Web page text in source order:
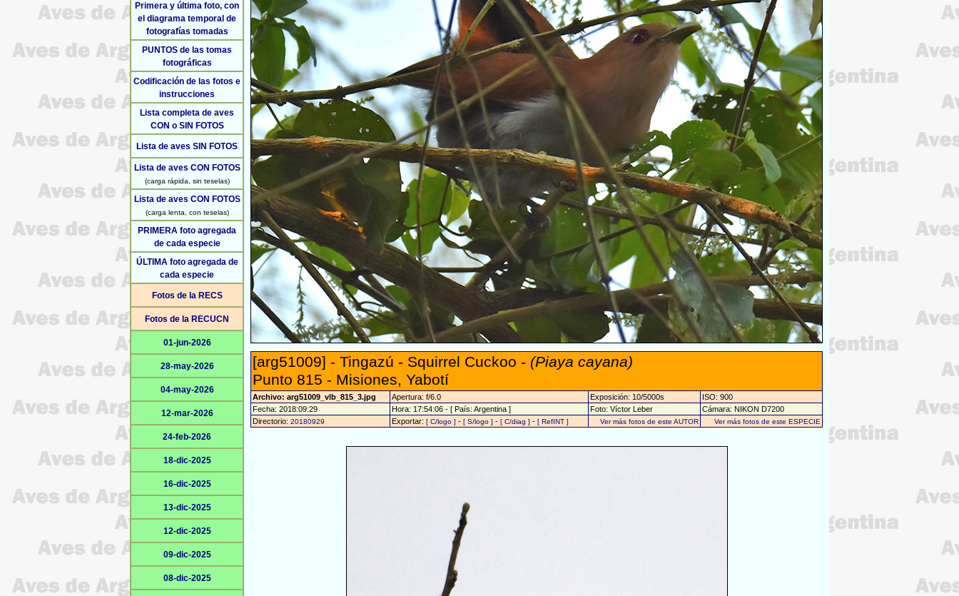
Primera y última foto, con
el diagrama temporal de
fotografías tomadas
PUNTOS de las tomas
fotográficas
Codificación de las fotos e
instrucciones
Lista completa de aves
CON o SIN FOTOS
Lista de aves SIN FOTOS
Lista de aves CON FOTOS
(carga rápida, sin teselas)
Lista de aves CON FOTOS
(carga lenta, con teselas)
PRIMERA foto agregada
de cada especie
ÚLTIMA foto agregada de
cada especie
Fotos de la RECS
Fotos de la RECUCN
01-jun-2026
28-may-2026
04-may-2026
12-mar-2026
24-feb-2026
18-dic-2025
16-dic-2025
13-dic-2025
12-dic-2025
09-dic-2025
08-dic-2025
[arg51009] - Tingazú - Squirrel Cuckoo - (Piaya cayana)
Punto 815 - Misiones, Yabotí
Archivo: arg51009_vlb_815_3.jpg Apertura: f/6.0 Exposición: 10/5000s
ISO: 900
Fecha: 2018:09:29
Hora: 17:54:06 - [ País: Argentina ] Foto: Víctor Leber
Cámara: NIKON D7200
Directorio: 20180929 Exportar: [ C/logo ] - [ S/logo ] - [ C/diag ] - [ RefINT ] Ver más fotos de este AUTOR Ver más fotos de este ESPECIE